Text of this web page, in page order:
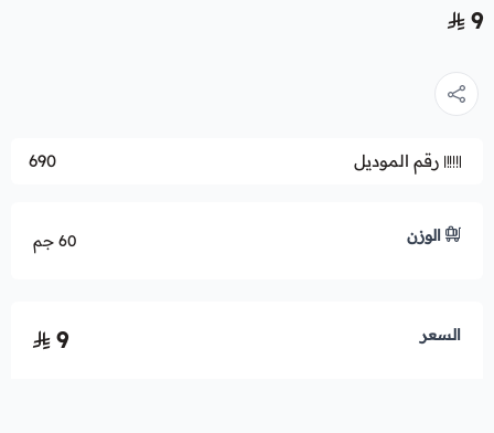
9
رقم الموديل 690
الوزن 60 جم
السعر 9